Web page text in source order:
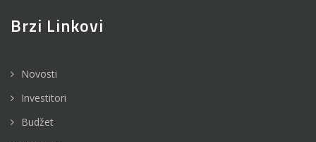
Brzi Linkovi
Novosti
Investitori
Budžet